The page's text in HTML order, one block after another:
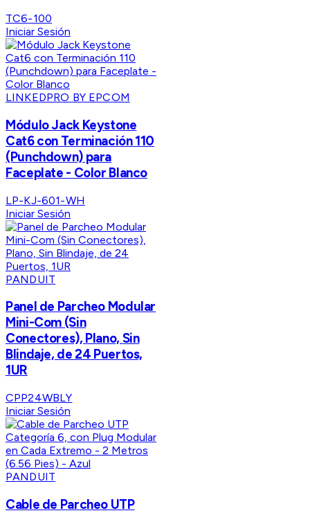
TC6-100
Iniciar Sesión
LINKEDPRO BY EPCOM
Módulo Jack Keystone
Cat6 con Terminación 110
(Punchdown) para
Faceplate - Color Blanco
LP-KJ-601-WH
Iniciar Sesión
PANDUIT
Panel de Parcheo Modular
Mini-Com (Sin
Conectores), Plano, Sin
Blindaje, de 24 Puertos,
1UR
CPP24WBLY
Iniciar Sesión
PANDUIT
Cable de Parcheo UTP